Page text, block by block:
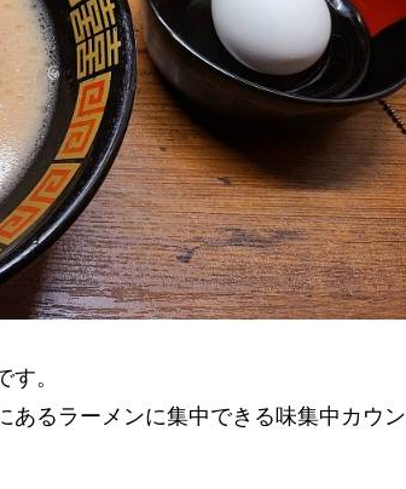
。
あるラーメンに集中できる味集中カウン